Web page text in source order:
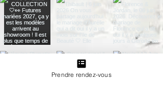
Prendre rendez-vous